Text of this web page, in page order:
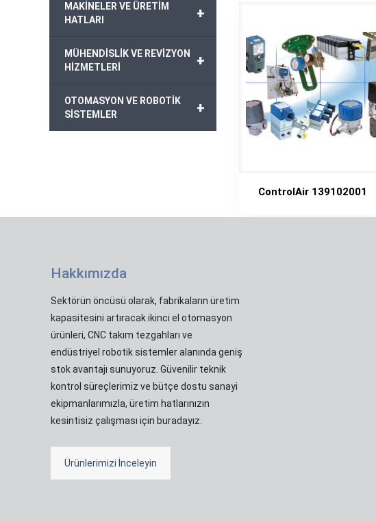
ControlAir 139102001
+
MAKİNELER VE ÜRETİM
HATLARI
+
MÜHENDİSLİK VE REVİZYON
HİZMETLERİ
+
OTOMASYON VE ROBOTİK
SİSTEMLER
Hakkımızda
Sektörün öncüsü olarak, fabrikaların üretim
kapasitesini artıracak ikinci el otomasyon
ürünleri, CNC takım tezgahları ve
endüstriyel robotik sistemler alanında geniş
stok avantajı sunuyoruz. Güvenilir teknik
kontrol süreçlerimiz ve bütçe dostu sanayi
ekipmanlarımızla, üretim hatlarınızın
kesintisiz çalışması için buradayız.
Ürünlerimizi İnceleyin